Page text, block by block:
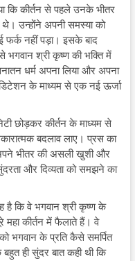
कि कीर्तन से पहले उनके भीतर
उन्होंने अपनी समस्या को
नहीं पड़ा। इसके बाद
भगवान श्री कृष्ण की भक्ति में
धर्म अपना लिया और अपना
के माध्यम से एक नई ऊर्जा
छोड़कर कीर्तन के माध्यम से
बदलाव लाए। प्रस का
भीतर की असली खुशी और
और दिव्यता को समझने का
है कि वे भगवान श्री कृष्ण के
कीर्तन में फैलाते हैं। वे
भगवान के प्रति कैसे समर्पित
ही सुंदर बात कही थी कि